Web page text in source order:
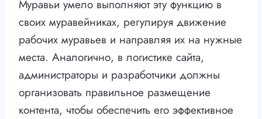
Муравьи умело выполняют эту функцию в
своих муравейниках, регулируя движение
рабочих муравьев и направляя их на нужные
места. Аналогично, в логистике сайта,
администраторы и разработчики должны
организовать правильное размещение
контента, чтобы обеспечить его эффективное